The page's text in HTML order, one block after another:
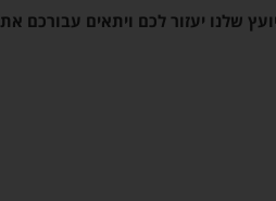
שלנו יעזור לכם ויתאים עבורכם את